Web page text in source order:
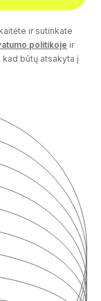
ir sutinkate
politikoje ir
būtų atsakyta į